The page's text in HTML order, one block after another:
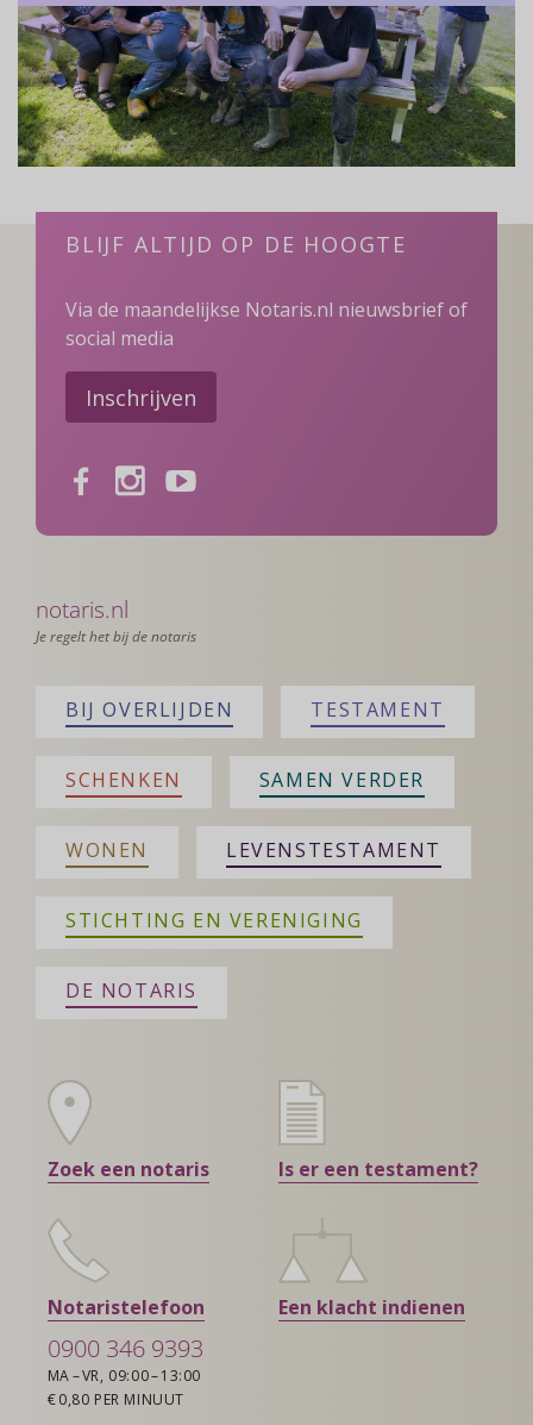
BLIJF ALTIJD OP DE HOOGTE
Via de maandelijkse Notaris.nl nieuwsbrief of
social media
Inschrijven
FacebookInstagramYoutube
notaris.nl
Je regelt het bij de notaris
BIJ OVERLIJDEN TESTAMENT
SCHENKEN SAMEN VERDER
WONEN LEVENSTESTAMENT
STICHTING EN VERENIGING
DE NOTARIS
Zoek een notaris Is er een testament?
Notaristelefoon
0900 346 9393
MA – VR, 09:00 – 13:00
€ 0,80 PER MINUUT
Een klacht indienen